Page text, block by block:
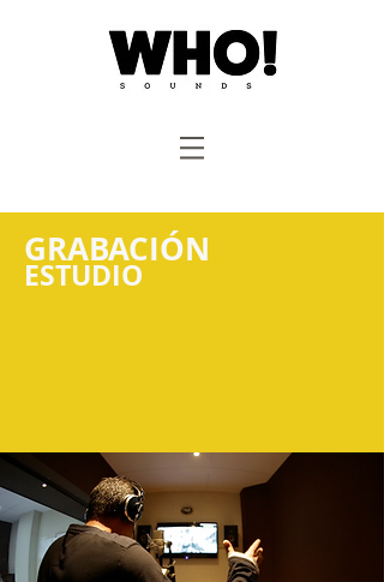
GRABACIÓN
ESTUDIO